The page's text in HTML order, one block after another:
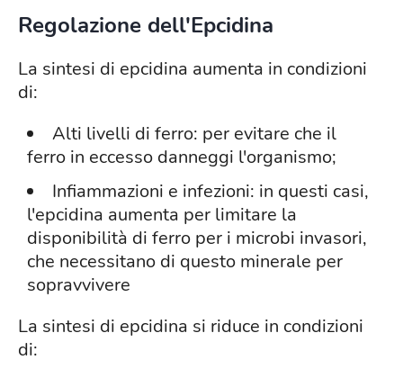
Regolazione dell'Epcidina
La sintesi di epcidina aumenta in condizioni
di:
Alti livelli di ferro: per evitare che il
ferro in eccesso danneggi l'organismo;
Infiammazioni e infezioni: in questi casi,
l'epcidina aumenta per limitare la
disponibilità di ferro per i microbi invasori,
che necessitano di questo minerale per
sopravvivere
La sintesi di epcidina si riduce in condizioni
di: